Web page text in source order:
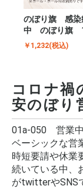
のぼり旗 感染
中 のぼり旗
￥1,232(税込)
コロナ禍
安のぼり
01a-050 営業中
ベーシックな営
時短要請や休業
続いている中、
がtwitterやSNS